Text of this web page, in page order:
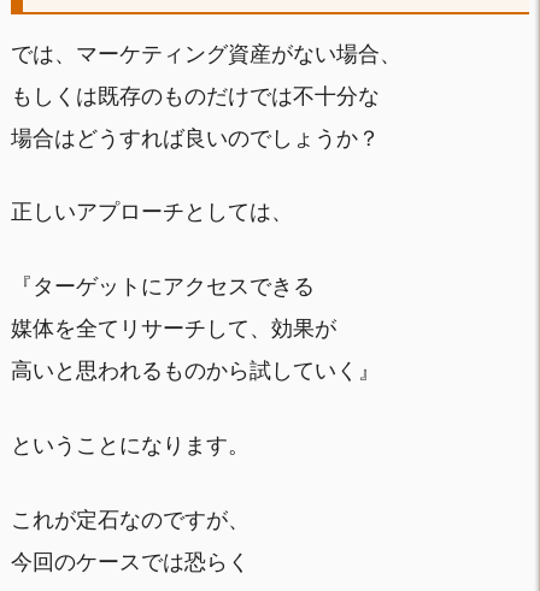
では、マーケティング資産がない場合、
もしくは既存のものだけでは不十分な
場合はどうすれば良いのでしょうか？
正しいアプローチとしては、
『ターゲットにアクセスできる
媒体を全てリサーチして、効果が
高いと思われるものから試していく』
ということになります。
これが定石なのですが、
今回のケースでは恐らく